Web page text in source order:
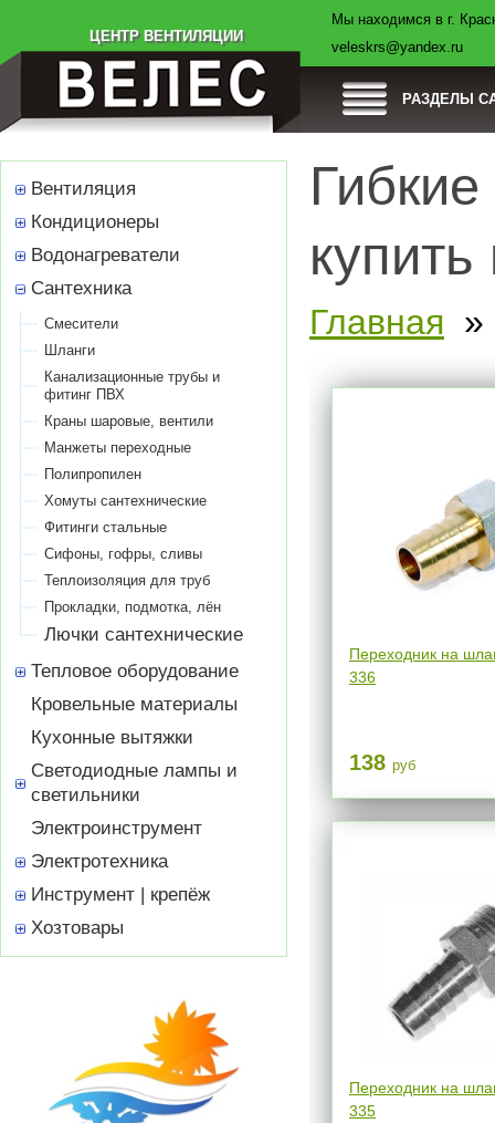
ЦЕНТР ВЕНТИЛЯЦИИ
Мы находимся в г.
veleskrs@yandex.ru
РАЗДЕЛЫ
Доставка
Вентиляция
Кондиционеры
Водонагреватели
Сантехника
Смесители
Шланги
Канализационные трубы и
фитинг ПВХ
Краны шаровые, вентили
Манжеты переходные
Полипропилен
Хомуты сантехнические
Фитинги стальные
Сифоны, гофры, сливы
Теплоизоляция для труб
Прокладки, подмотка, лён
Лючки сантехнические
Тепловое оборудование
Кровельные материалы
Кухонные вытяжки
Светодиодные лампы и
светильники
Электроинструмент
Электротехника
Инструмент | крепёж
Хозтовары
Главная
Переходник на
336
138 руб
Переходник на
335